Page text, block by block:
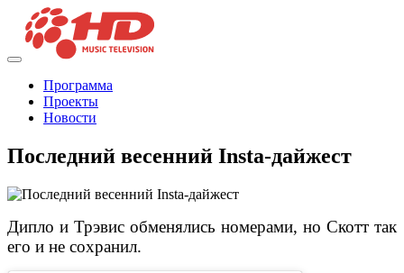
Программа
Проекты
Новости
Последний весенний Insta-дайжест
Дипло и Трэвис обменялись номерами, но Скотт так
его и не сохранил.